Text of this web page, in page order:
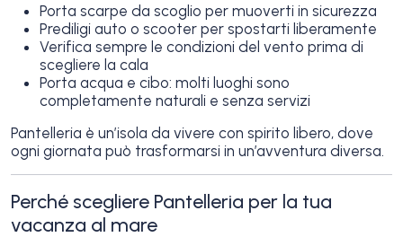
Porta scarpe da scoglio per muoverti in sicurezza
Prediligi auto o scooter per spostarti liberamente
Verifica sempre le condizioni del vento prima di
scegliere la cala
Porta acqua e cibo: molti luoghi sono
completamente naturali e senza servizi
Pantelleria è un’isola da vivere con spirito libero, dove
ogni giornata può trasformarsi in un’avventura diversa.
Perché scegliere Pantelleria per la tua
vacanza al mare